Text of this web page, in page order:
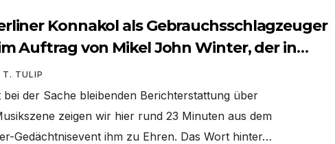
Konnakol als Gebrauchsschlagzeuger
Auftrag von Mikel John Winter, der in
T. TULIP
der Sache bleibenden Berichterstattung über
zeigen wir hier rund 23 Minuten aus dem
Gedächtnisevent ihm zu Ehren. Das Wort hinter…